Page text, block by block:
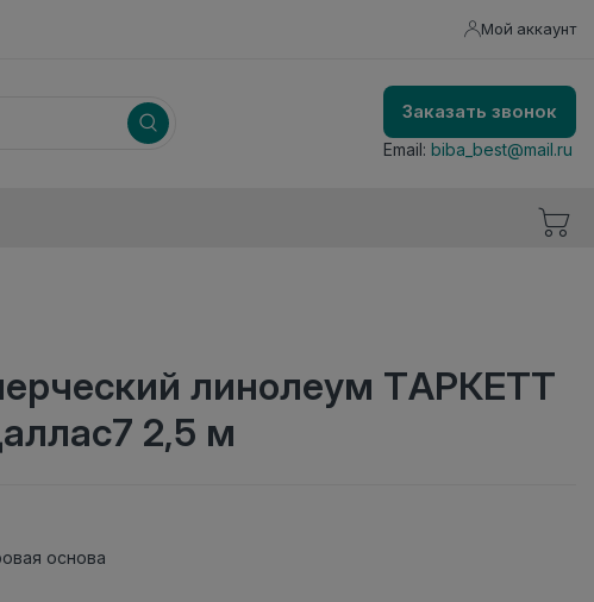
Мой аккаунт
Заказать звонок
Email: biba_best@mail.ru
линолеум ТАРКЕТТ
2,5 м
основа